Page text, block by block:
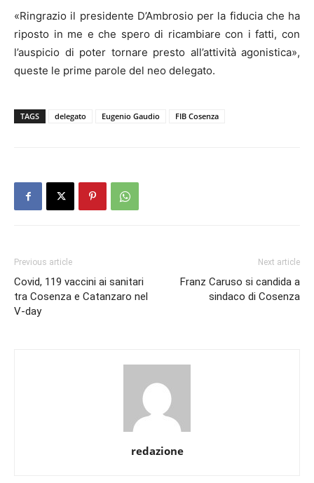
«Ringrazio il presidente D’Ambrosio per la fiducia che ha
riposto in me e che spero di ricambiare con i fatti, con
l’auspicio di poter tornare presto all’attività agonistica»,
queste le prime parole del neo delegato.
TAGS delegato Eugenio Gaudio FIB Cosenza
Previous article
Covid, 119 vaccini ai sanitari
tra Cosenza e Catanzaro nel
V-day
Next article
Franz Caruso si candida a
sindaco di Cosenza
redazione